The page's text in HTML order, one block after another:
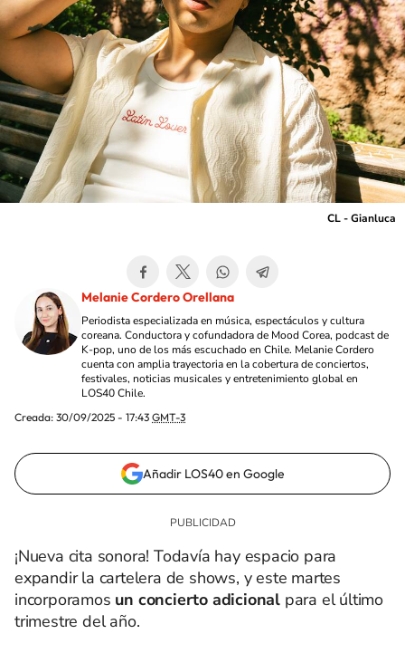
CL - Gianluca
Melanie Cordero Orellana
Periodista especializada en música, espectáculos y cultura
coreana. Conductora y cofundadora de Mood Corea, podcast de
K-pop, uno de los más escuchado en Chile. Melanie Cordero
cuenta con amplia trayectoria en la cobertura de conciertos,
festivales, noticias musicales y entretenimiento global en
LOS40 Chile.
Creada: 30/09/2025 - 17:43 GMT-3
Añadir LOS40 en Google
¡Nueva cita sonora! Todavía hay espacio para
expandir la cartelera de shows, y este martes
incorporamos un concierto adicional para el último
trimestre del año.